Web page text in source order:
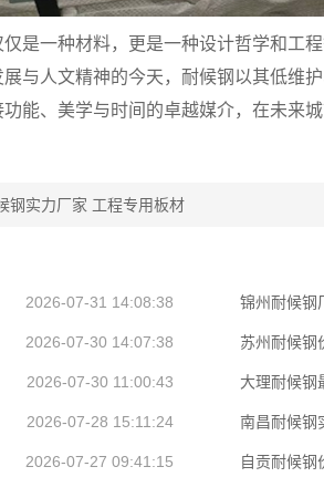
是一种材料，更是一种设计哲学和工
与人文精神的今天，耐候钢以其低维
能、美学与时间的卓越媒介，在未来
钢实力厂家 工程专用板材
2026-07-31 14:08:38 锦州耐候钢
2026-07-30 14:07:38 苏州耐候钢
2026-07-30 11:00:43 大理耐候钢
2026-07-28 15:11:24 南昌耐候钢
2026-07-27 09:41:15 自贡耐候钢